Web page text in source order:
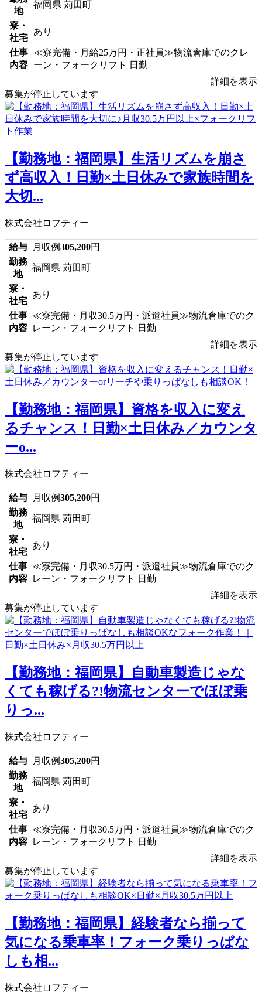
地
福岡県 苅田町
寮・
社宅
あり
仕事
内容
≪寮完備・月給25万円・正社員≫物流倉庫でのクレ
ーン・フォークリフト 日勤
詳細を表示
募集が停止しています
【勤務地：福岡県】生活リズムを崩さ
ず高収入！日勤×土日休みで家族時間を
大切...
株式会社ロフティー
給与 月収例305,200円
勤務
地
福岡県 苅田町
寮・
社宅
あり
仕事
内容
≪寮完備・月収30.5万円・派遣社員≫物流倉庫でのク
レーン・フォークリフト 日勤
詳細を表示
募集が停止しています
【勤務地：福岡県】資格を収入に変え
るチャンス！日勤×土日休み／カウンタ
ーo...
株式会社ロフティー
給与 月収例305,200円
勤務
地
福岡県 苅田町
寮・
社宅
あり
仕事
内容
≪寮完備・月収30.5万円・派遣社員≫物流倉庫でのク
レーン・フォークリフト 日勤
詳細を表示
募集が停止しています
【勤務地：福岡県】自動車製造じゃな
くても稼げる?!物流センターでほぼ乗
りっ...
株式会社ロフティー
給与 月収例305,200円
勤務
地
福岡県 苅田町
寮・
社宅
あり
仕事
内容
≪寮完備・月収30.5万円・派遣社員≫物流倉庫でのク
レーン・フォークリフト 日勤
詳細を表示
募集が停止しています
【勤務地：福岡県】経験者なら揃って
気になる乗車率！フォーク乗りっぱな
しも相...
株式会社ロフティー